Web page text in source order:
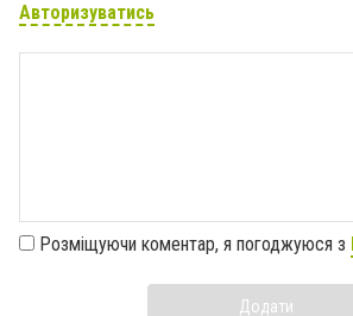
Авторизуватись
Розміщуючи коментар, я погоджуюся з
Додати